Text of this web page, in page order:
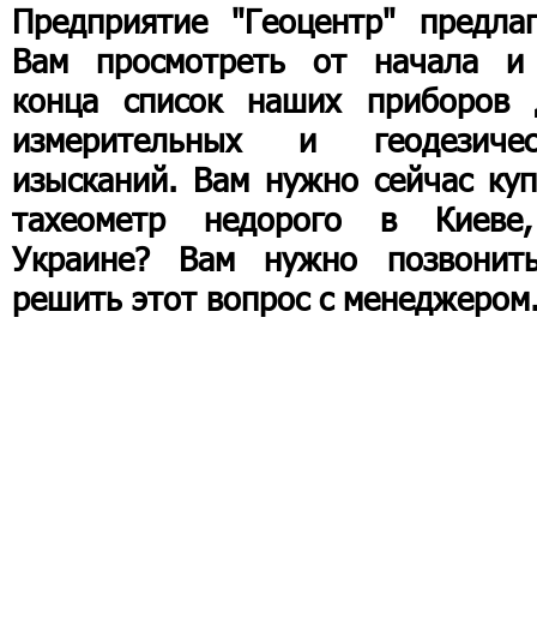
Предприятие "Геоцентр"
Вам просмотреть от начала
конца список наших приборов
измерительных и
изысканий. Вам нужно сейчас
тахеометр недорого в
Украине? Вам нужно
решить этот вопрос с